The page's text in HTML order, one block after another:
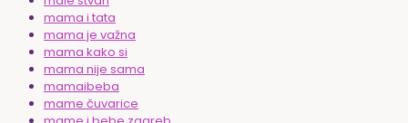
mama i tata
mama je važna
mama kako si
mama nije sama
mamaibeba
mame čuvarice